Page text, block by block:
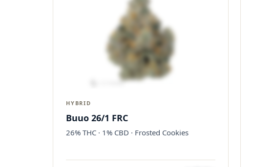
HYBRID
Buuo 26/1 FRC
26% THC · 1% CBD · Frosted Cookies